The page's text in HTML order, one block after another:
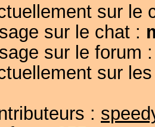
sur le
sur le chat :
sur le forum
sur
: